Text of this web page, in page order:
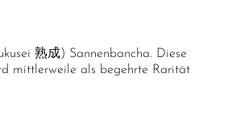
熟成) Sannenbancha. Diese
mittlerweile als begehrte Rarität